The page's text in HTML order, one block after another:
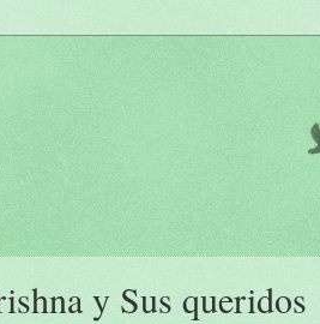
y Sus queridos